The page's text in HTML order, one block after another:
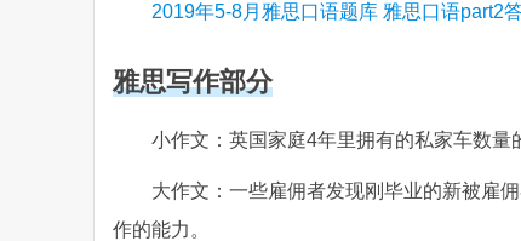
2019年5-8月雅思口语题库 雅思口语part2
雅思写作部分
小作文： 英国家庭4年里拥有的私家车数量
大作文： 一些雇佣者发现刚毕业的新被雇
作的能力。